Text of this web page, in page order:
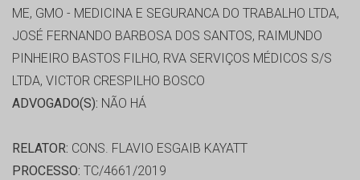
ME, GMO - MEDICINA E SEGURANCA DO TRABALHO LTDA,
JOSÉ FERNANDO BARBOSA DOS SANTOS, RAIMUNDO
PINHEIRO BASTOS FILHO, RVA SERVIÇOS MÉDICOS S/S
LTDA, VICTOR CRESPILHO BOSCO
ADVOGADO(S): NÃO HÁ
RELATOR: CONS. FLAVIO ESGAIB KAYATT
PROCESSO: TC/4661/2019